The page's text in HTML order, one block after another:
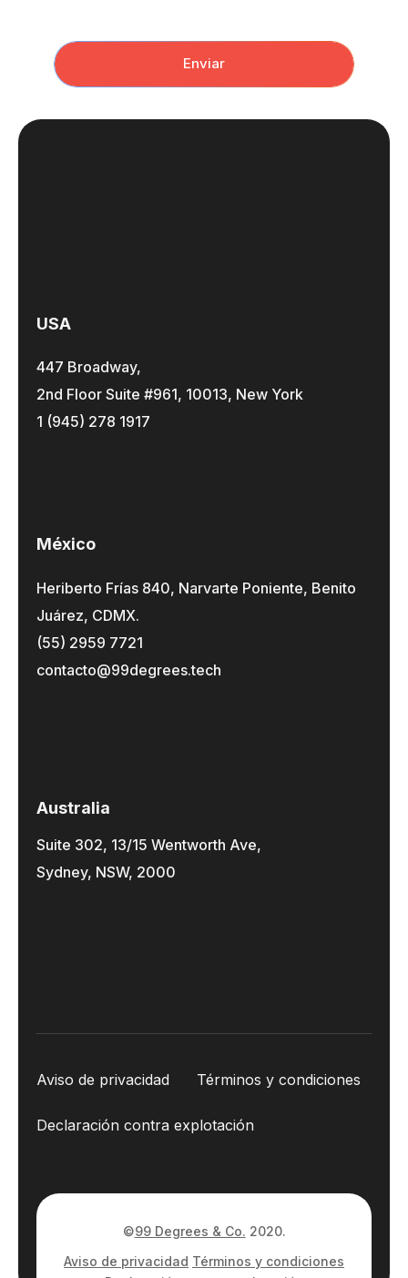
Enviar
USA
447 Broadway,
2nd Floor Suite #961, 10013, New York
1 (945) 278 1917
México
Heriberto Frías 840, Narvarte Poniente, Benito
Juárez, CDMX.
(55) 2959 7721
contacto@99degrees.tech
Australia
Suite 302, 13/15 Wentworth Ave,
Sydney, NSW, 2000
Aviso de privacidad Términos y condiciones
Declaración contra explotación
©99 Degrees & Co. 2020.
Aviso de privacidad Términos y condiciones